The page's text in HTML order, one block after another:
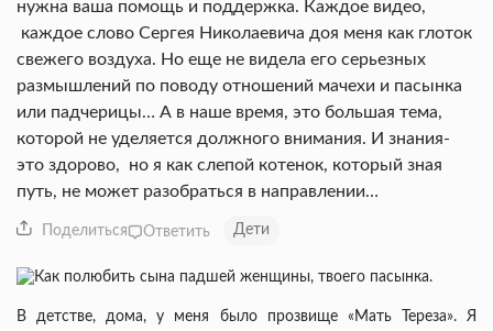
нужна ваша помощь и поддержка. Каждое видео,
каждое слово Сергея Николаевича доя меня как глоток
свежего воздуха. Но еще не видела его серьезных
размышлений по поводу отношений мачехи и пасынка
или падчерицы… А в наше время, это большая тема,
которой не уделяется должного внимания. И знания-
это здорово, но я как слепой котенок, который зная
путь, не может разобраться в направлении…
Поделиться Ответить Дети
В детстве, дома, у меня было прозвище «Мать Тереза». Я